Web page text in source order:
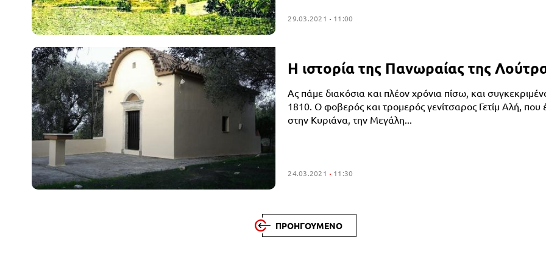
29.03.2021 11:00
Η ιστορία της Πανωραίας της
Ας πάμε διακόσια και πλέον χρόνια πίσω, και
1810. Ο φοβερός και τρομερός γενίτσαρος Γετίμ Αλή, που
στην Κυριάνα, την Μεγάλη...
24.03.2021 11:30
ΠΡΟΗΓΟΥΜΕΝΟ